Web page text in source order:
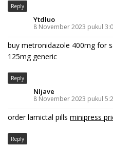
Reply
Ytdluo
8 November 2023 pukul
buy metronidazole 400mg for
125mg generic
Reply
Nljave
8 November 2023 pukul
order lamictal pills minipress
Reply